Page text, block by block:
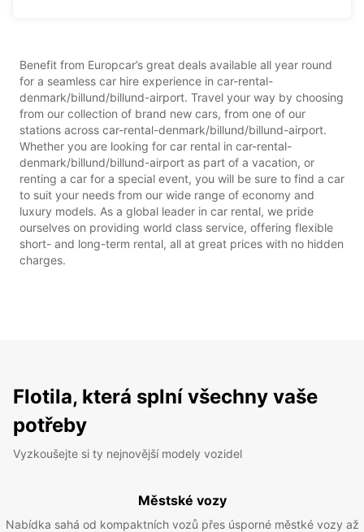
Benefit from Europcar’s great deals available all year round
for a seamless car hire experience in car-rental-
denmark/billund/billund-airport. Travel your way by choosing
from our collection of brand new cars, from one of our
stations across car-rental-denmark/billund/billund-airport.
Whether you are looking for car rental in car-rental-
denmark/billund/billund-airport as part of a vacation, or
renting a car for a special event, you will be sure to find a car
to suit your needs from our wide range of economy and
luxury models. As a global leader in car rental, we pride
ourselves on providing world class service, offering flexible
short- and long-term rental, all at great prices with no hidden
charges.
Flotila, která splní všechny vaše
potřeby
Vyzkoušejte si ty nejnovější modely vozidel
Městské vozy
Nabídka sahá od kompaktních vozů přes úsporné městké vozy až